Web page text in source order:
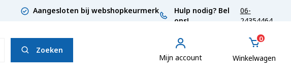
Aangesloten bij webshopkeurmerk
Hulp nodig? Bel
ons!
06-
24354464
Zoeken
Mijn account
0
Winkelwagen